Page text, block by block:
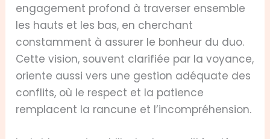
engagement profond à traverser ensemble
les hauts et les bas, en cherchant
constamment à assurer le bonheur du duo.
Cette vision, souvent clarifiée par la voyance,
oriente aussi vers une gestion adéquate des
conflits, où le respect et la patience
remplacent la rancune et l’incompréhension.